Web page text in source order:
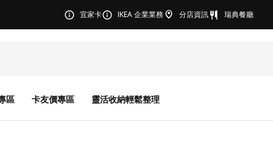
宜家卡 IKEA 企業業務 分店資訊 瑞典餐廳
區 卡友價專區 靈活收納輕鬆整理